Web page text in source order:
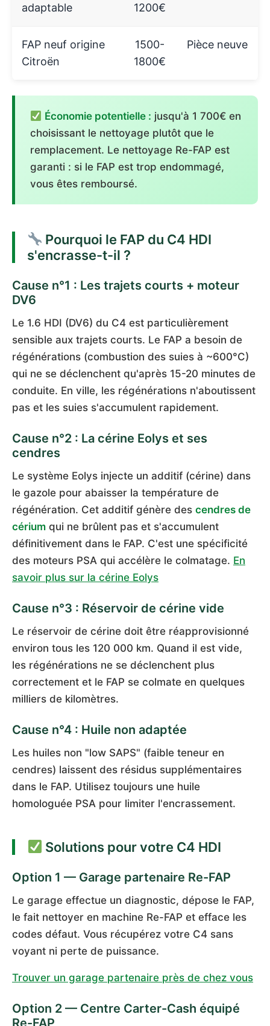
adaptable
1200€
FAP neuf origine
Citroën
1500-
1800€
Pièce neuve
Économie potentielle : jusqu'à 1 700€ en
choisissant le nettoyage plutôt que le
remplacement. Le nettoyage Re-FAP est
garanti : si le FAP est trop endommagé,
vous êtes remboursé.
Pourquoi le FAP du C4 HDI
s'encrasse-t-il ?
Cause n°1 : Les trajets courts + moteur
DV6
Le 1.6 HDI (DV6) du C4 est particulièrement
sensible aux trajets courts. Le FAP a besoin de
régénérations (combustion des suies à ~600°C)
qui ne se déclenchent qu'après 15-20 minutes de
conduite. En ville, les régénérations n'aboutissent
pas et les suies s'accumulent rapidement.
Cause n°2 : La cérine Eolys et ses
cendres
Le système Eolys injecte un additif (cérine) dans
le gazole pour abaisser la température de
régénération. Cet additif génère des cendres de
cérium qui ne brûlent pas et s'accumulent
définitivement dans le FAP. C'est une spécificité
des moteurs PSA qui accélère le colmatage. En
savoir plus sur la cérine Eolys
Cause n°3 : Réservoir de cérine vide
Le réservoir de cérine doit être réapprovisionné
environ tous les 120 000 km. Quand il est vide,
les régénérations ne se déclenchent plus
correctement et le FAP se colmate en quelques
milliers de kilomètres.
Cause n°4 : Huile non adaptée
Les huiles non "low SAPS" (faible teneur en
cendres) laissent des résidus supplémentaires
dans le FAP. Utilisez toujours une huile
homologuée PSA pour limiter l'encrassement.
Solutions pour votre C4 HDI
Option 1 — Garage partenaire Re-FAP
Le garage effectue un diagnostic, dépose le FAP,
le fait nettoyer en machine Re-FAP et efface les
codes défaut. Vous récupérez votre C4 sans
voyant ni perte de puissance.
Trouver un garage partenaire près de chez vous
Option 2 — Centre Carter-Cash équipé
Re-FAP